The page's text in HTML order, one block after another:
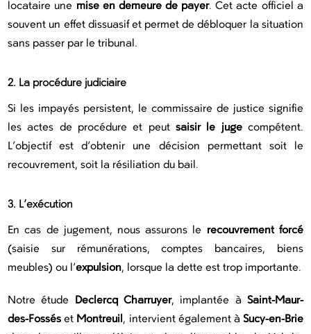
locataire une mise en demeure de payer. Cet acte officiel a
souvent un effet dissuasif et permet de débloquer la situation
sans passer par le tribunal.
2. La procédure judiciaire
Si les impayés persistent, le commissaire de justice signifie
les actes de procédure et peut saisir le jugecompétent.
L’objectif est d’obtenir une décision permettant soit le
recouvrement, soit la résiliation du bail.
3. L’exécution
En cas de jugement, nous assurons le recouvrement forcé
(saisie sur rémunérations, comptes bancaires, biens
meubles) ou l’expulsion, lorsque la dette est trop importante.
Notre étude Declercq Charruyer, implantée à Saint-Maur-
des-Fossés et Montreuil , intervient également à Sucy-en-Brie